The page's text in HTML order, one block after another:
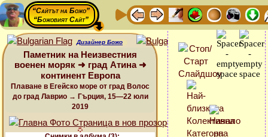
“Сайтът на Божо”
“Божовият Сайт”
Дизайнер Божо
Паметник на Неизвестния
военен моряк ➜ град Атина ➜
континент Европа
Плаване в Егейско море от град Волос
до град Лаврио → Гърция, 15—22 юли
2019